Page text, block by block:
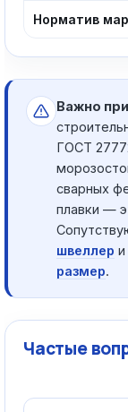
Норматив
Важно
ГОСТ
сварных
плавки —
швеллер и
размер.
Частые